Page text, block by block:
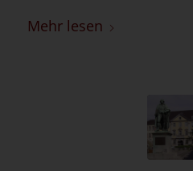
Mehr lesen